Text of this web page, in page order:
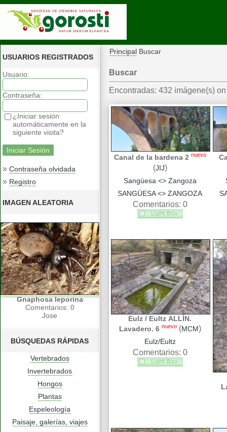
USUARIOS REGISTRADOS
Usuario:
Contraseña:
¿Iniciar sesión
automáticamente en la
siguiente visita?
» Contraseña olvidada
» Registro
IMAGEN ALEATORIA
Gnaphosa leporina
Comentarios: 0
Jose
BÚSQUEDAS RÁPIDAS
Vertebrados
Invertebrados
Hongos
Plantas
Espeleología
Paisaje, galerías, viajes
Principal Buscar
Buscar
Encontradas: 432 imágene(s)
Canal de la bardena 2 nuevo
(JIJ)
Sangüesa <> Zangoza
SANGÜESA <> ZANGOZA
Comentarios: 0
Eulz / Eultz ALLÍN.
Lavadero. 6 nuevo (MCM)
Eulz/Eultz
Comentarios: 0